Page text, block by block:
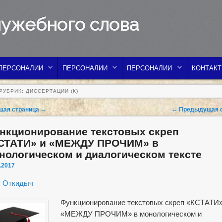
слова
ПЕРСОНАЛИИ ПЕРСОНАЛИИ
ДИССЕРТАЦИИ (К)
← Предыдущая
страница→
текстовых скреп
и «МЕЖДУ ПРОЧИМ» в
и диалогическом тексте
Откидыч
Функционирование текстовых скреп
«МЕЖДУ ПРОЧИМ» в монологическом и